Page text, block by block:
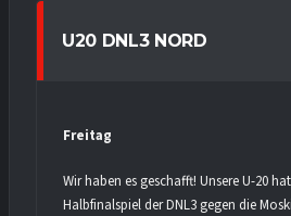
U20 DNL3 NORD
Freitag
Wir haben es geschafft! Unsere U-20
Halbfinalspiel der DNL3 gegen die